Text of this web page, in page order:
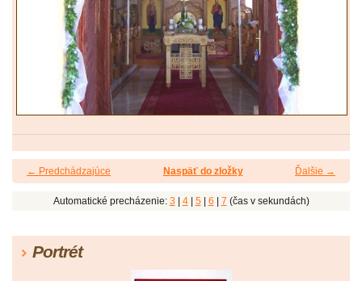
← Predchádzajúce Ďalšie →
Naspäť do zložky
Automatické precházenie: 3 4| 5| 6 7 (čas v sekundách)
Portrét